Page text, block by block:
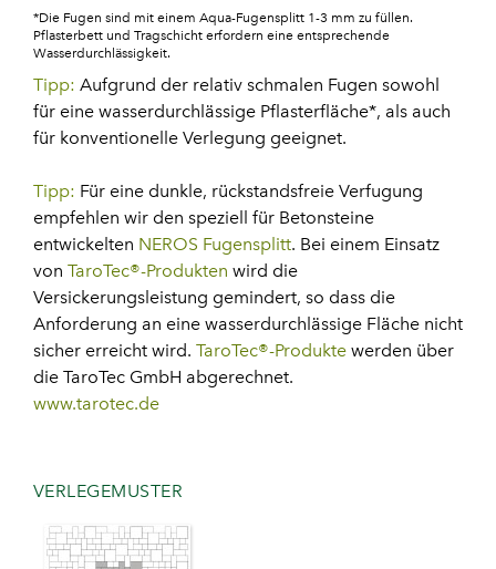
*Die Fugen sind mit einem Aqua-Fugensplitt 1-3 mm zu füllen.
Pflasterbett und Tragschicht erfordern eine entsprechende
Wasserdurchlässigkeit.
Tipp: Aufgrund der relativ schmalen Fugen sowohl
für eine wasserdurchlässige Pflasterfläche*, als auch
für konventionelle Verlegung geeignet.
Tipp: Für eine dunkle, rückstandsfreie Verfugung
empfehlen wir den speziell für Betonsteine
entwickelten NEROS Fugensplitt. Bei einem Einsatz
von TaroTec®-Produkten wird die
Versickerungsleistung gemindert, so dass die
Anforderung an eine wasserdurchlässige Fläche nicht
sicher erreicht wird. TaroTec®-Produkte werden über
die TaroTec GmbH abgerechnet.
www.tarotec.de
VERLEGEMUSTER